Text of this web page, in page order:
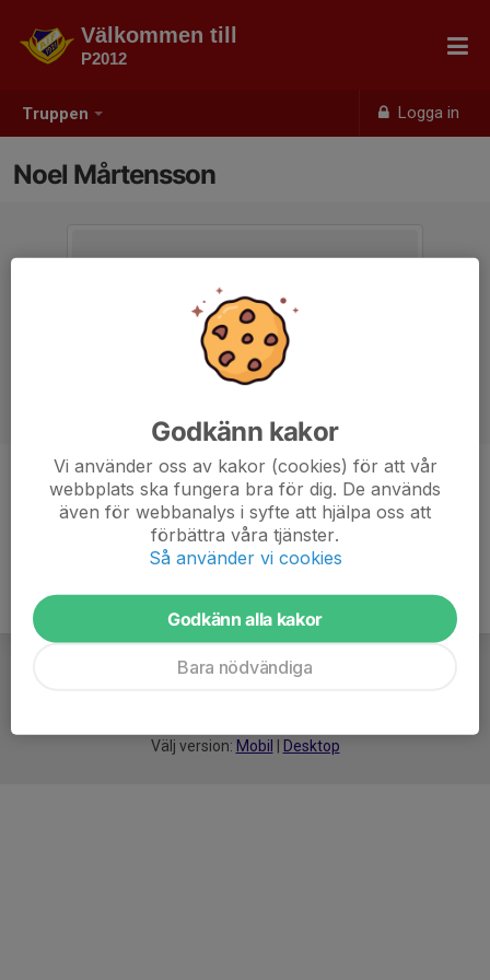
Truppen Logga in
Välkommen till
P2012
Noel Mårtensson
Ålder 14 år
Välj version: Mobil Desktop
Godkänn kakor
Vi använder oss av kakor (cookies) för att vår
webbplats ska fungera bra för dig. De används
även för webbanalys i syfte att hjälpa oss att
förbättra våra tjänster.
Så använder vi cookies
Godkänn alla kakor
Bara nödvändiga